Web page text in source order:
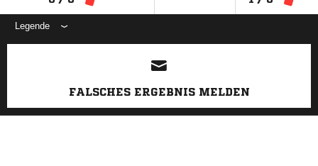
Legende
ANZEIGE
FALSCHES ERGEBNIS MELDEN